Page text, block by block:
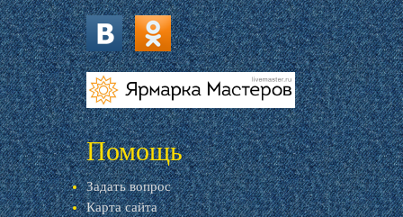
vk.com ok.ru
livemaster.ru
Помощь
Задать вопрос
Карта сайта